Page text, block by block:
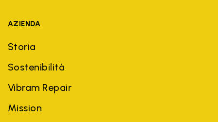
AZIENDA
Storia
Sostenibilità
Vibram Repair
Mission